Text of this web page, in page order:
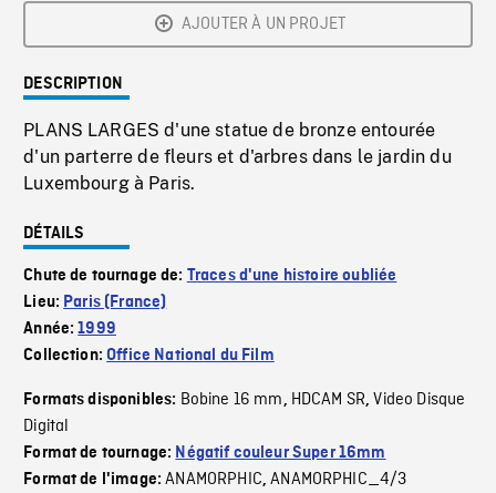
AJOUTER À UN PROJET
DESCRIPTION
PLANS LARGES d'une statue de bronze entourée
d'un parterre de fleurs et d'arbres dans le jardin du
Luxembourg à Paris.
DÉTAILS
Chute de tournage de: Traces d'une histoire oubliée
Lieu: Paris (France)
Année:1999
Collection:Office National du Film
Formats disponibles: Bobine 16 mm, HDCAM SR,Video Disque
Digital
Format de tournage: Négatif couleur Super 16mm
Format de l'image:ANAMORPHIC,ANAMORPHIC_4/3